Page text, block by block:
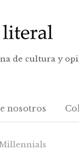
de cultura y
nosotros